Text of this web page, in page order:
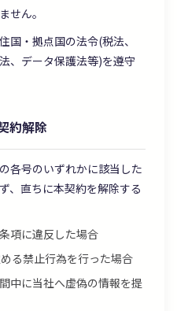
せん。
国・拠点国の法令(税法、
、データ保護法等)を遵守
約解除
各号のいずれかに該当した
、直ちに本契約を解除する
項に違反した場合
る禁止行為を行った場合
中に当社へ虚偽の情報を提